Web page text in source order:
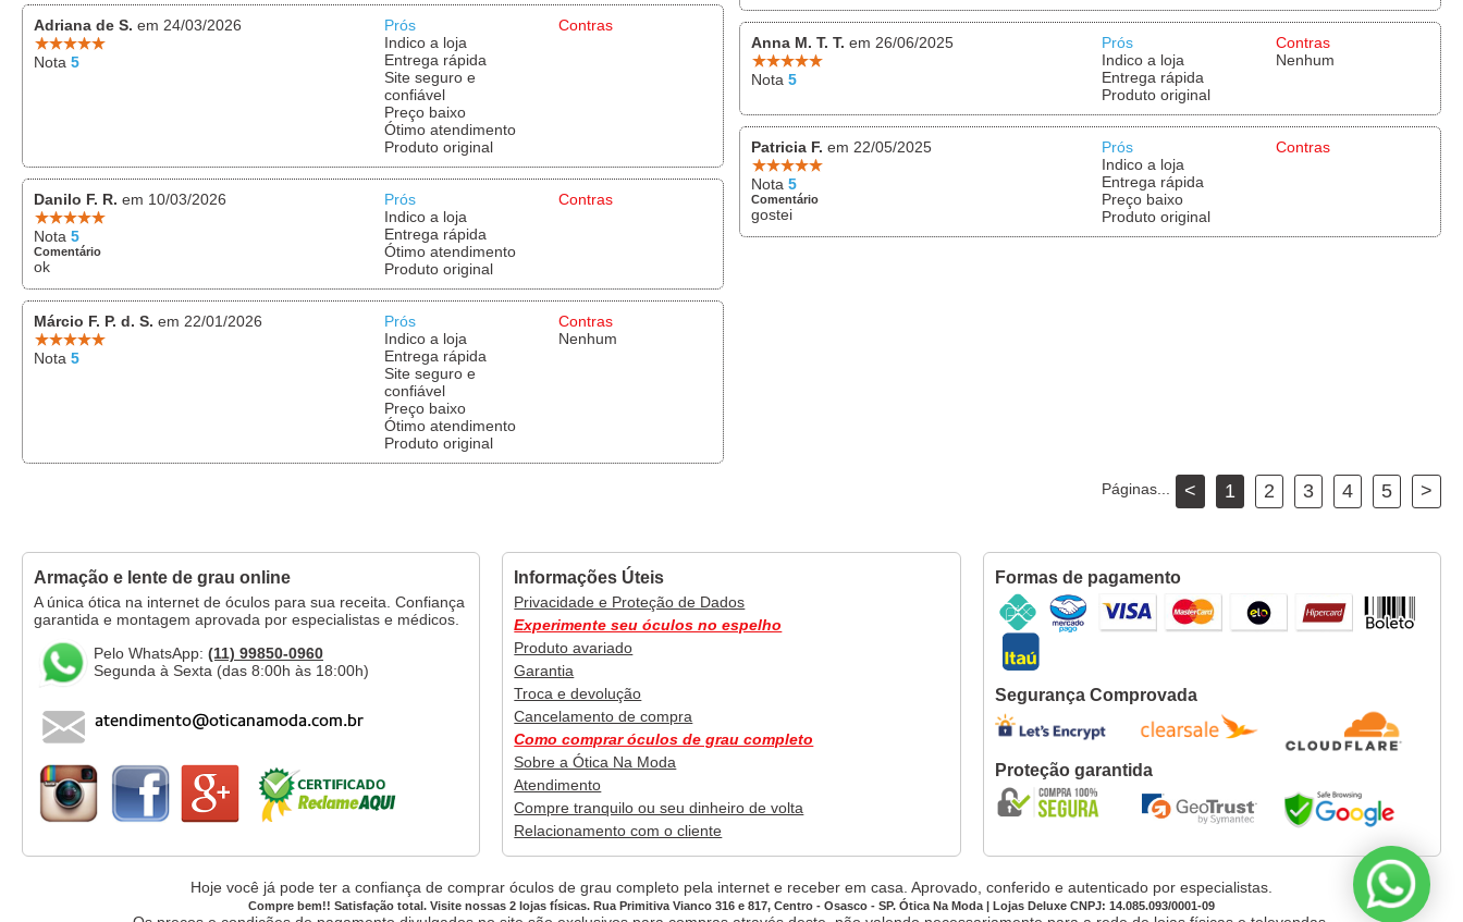
Adriana de S. em 24/03/2026
Nota 5
Prós
Indico a loja
Entrega rápida
Site seguro e
confiável
Preço baixo
Ótimo atendimento
Produto original
Contras
Danilo F. R. em 10/03/2026
Nota 5
Comentário
ok
Prós
Indico a loja
Entrega rápida
Ótimo atendimento
Produto original
Contras
Márcio F. P. d. S. em 22/01/2026
Nota 5
Prós
Indico a loja
Entrega rápida
Site seguro e
confiável
Preço baixo
Ótimo atendimento
Produto original
Contras
Nenhum
Anna M. T. T. em 26/06/2025
Nota 5
Prós
Indico a loja
Entrega rápida
Produto original
Contras
Nenhum
Patricia F. em 22/05/2025
Nota 5
Comentário
gostei
Prós
Indico a loja
Entrega rápida
Preço baixo
Produto original
Contras
Páginas... < 1 2 3 4 5 >
Armação e lente de grau online
A única ótica na internet de óculos para sua receita. Confiança
garantida e montagem aprovada por especialistas e médicos.
Pelo WhatsApp: (11) 99850-0960
Segunda à Sexta (das 8:00h às 18:00h)
Informações Úteis
Privacidade e Proteção de Dados
Experimente seu óculos no espelho
Produto avariado
Garantia
Troca e devolução
Cancelamento de compra
Como comprar óculos de grau completo
Sobre a Ótica Na Moda
Atendimento
Compre tranquilo ou seu dinheiro de volta
Relacionamento com o cliente
Formas de pagamento
Segurança Comprovada
Proteção garantida
Hoje você já pode ter a confiança de comprar óculos de grau completo pela internet e receber em casa. Aprovado, conferido e autenticado por especialistas.
Compre bem!! Satisfação total. Visite nossas 2 lojas físicas. Rua Primitiva Vianco 316 e 817, Centro - Osasco - SP. Ótica Na Moda | Lojas Deluxe CNPJ: 14.085.093/0001-09